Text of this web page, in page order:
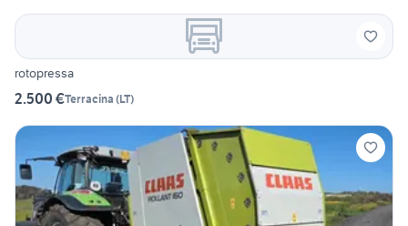
rotopressa
2.500 €Terracina (LT)